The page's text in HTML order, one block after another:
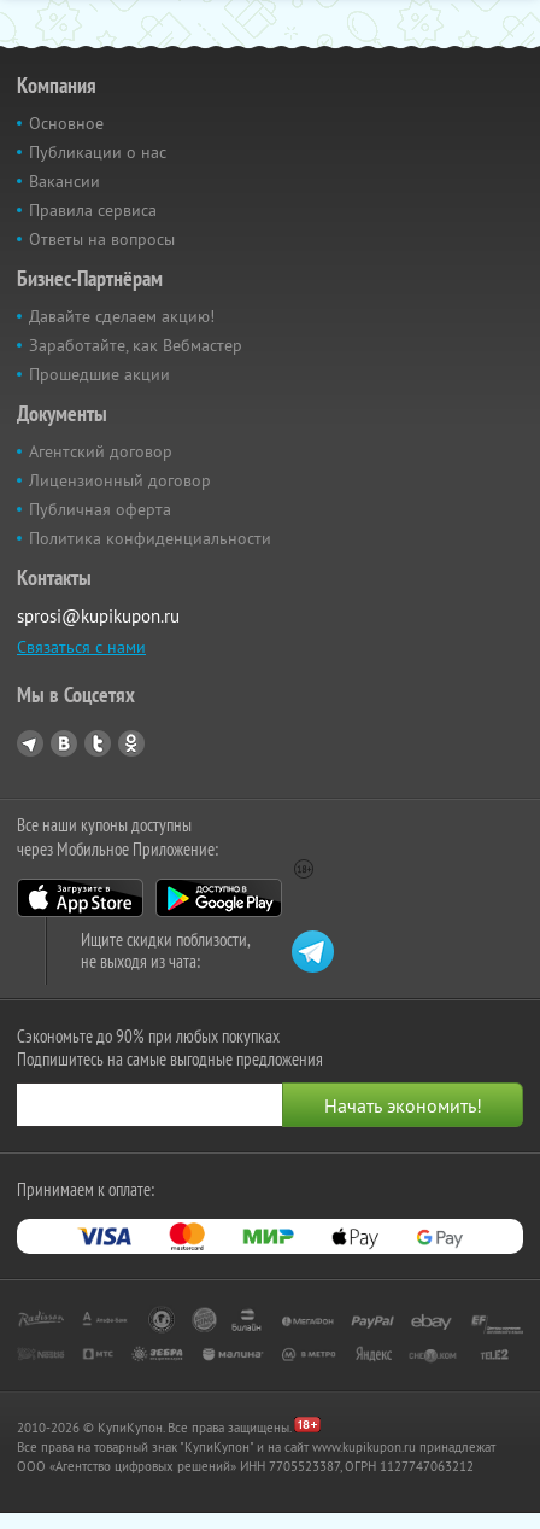
Компания
Основное
Публикации о нас
Вакансии
Правила сервиса
Ответы на вопросы
Бизнес-Партнёрам
Давайте сделаем акцию!
Заработайте, как Вебмастер
Прошедшие акции
Документы
Агентский договор
Лицензионный договор
Публичная оферта
Политика конфиденциальности
Контакты
sprosi@kupikupon.ru
Связаться с нами
Мы в Соцсетях
Все наши купоны доступны
через Мобильное Приложение:
Ищите скидки поблизости,
не выходя из чата:
Сэкономьте до 90% при любых покупках
Подпишитесь на самые выгодные предложения
Принимаем к оплате:
2010-2026 © КупиКупон. Все права защищены.
Все права на товарный знак "КупиКупон" и на сайт www.kupikupon.ru принадлежат
OOO «Агентство цифровых решений» ИНН 7705523387, ОГРН 1127747063212